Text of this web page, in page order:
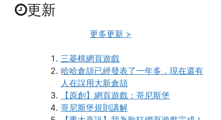
更新
更多更新 >
三菱棋網頁遊戲
哈哈倉頡已經發表了一年多，現在還有
人在誤用大新倉頡
【原創】網頁遊戲：哥尼斯堡
哥尼斯堡規則講解